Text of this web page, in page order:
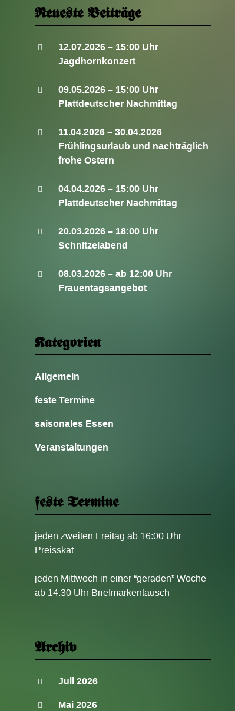
Neueste Beiträge
12.07.2026 – 15:00 Uhr
Jagdhornkonzert
09.05.2026 – 15:00 Uhr
Plattdeutscher Nachmittag
11.04.2026 – 30.04.2026
Frühlingsurlaub und nachträglich
frohe Ostern
04.04.2026 – 15:00 Uhr
Plattdeutscher Nachmittag
20.03.2026 – 18:00 Uhr
Schnitzelabend
08.03.2026 – ab 12:00 Uhr
Frauentagsangebot
Kategorien
Allgemein
feste Termine
saisonales Essen
Veranstaltungen
feste Termine
jeden zweiten Freitag ab 16:00 Uhr
Preisskat
jeden Mittwoch in einer “geraden” Woche
ab 14.30 Uhr Briefmarkentausch
Archiv
Juli 2026
Mai 2026